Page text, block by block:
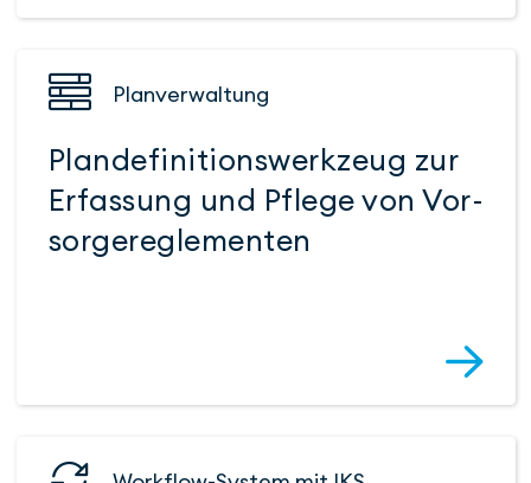
Planver­waltung
Plan­definitions­werk­zeug zur
Erfassung und Pflege von Vor­
sorge­regle­menten